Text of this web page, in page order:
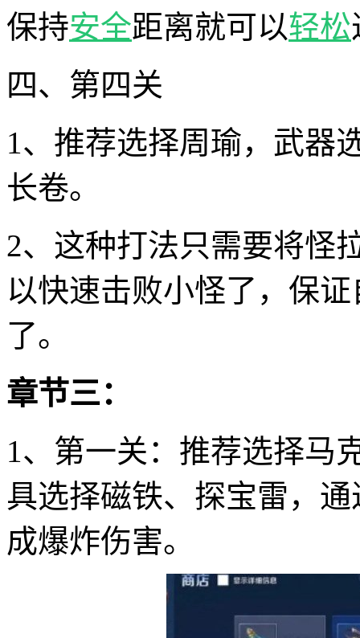
保持安全距离就可以轻松
四、第四关
1、推荐选择周瑜，武器
长卷。
2、这种打法只需要将怪
以快速击败小怪了，保
了。
章节三：
1、第一关：推荐选择马
具选择磁铁、探宝雷，
成爆炸伤害。